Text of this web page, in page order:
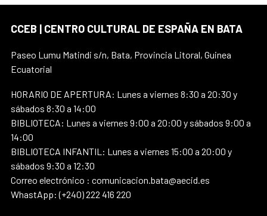
CCEB | CENTRO CULTURAL DE ESPAÑA EN BATA
Paseo Lumu Matindi s/n, Bata, Provincia Litoral, Guinea
Ecuatorial
HORARIO DE APERTURA: Lunes a viernes 8:30 a 20:30 y
sábados 8:30 a 14:00
BIBLIOTECA: Lunes a viernes 9:00 a 20:00 y sábados 9:00 a
14:00
BIBLIOTECA INFANTIL: Lunes a viernes 15:00 a 20:00 y
sábados 9:30 a 12:30
Correo electrónico : comunicacion.bata@aecid.es
WhastApp: (+240) 222 416 220